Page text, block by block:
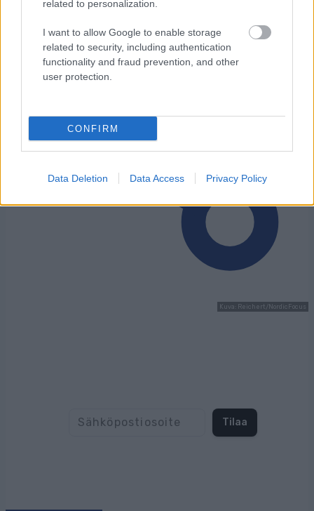
related to personalization.
I want to allow Google to enable storage
related to security, including authentication
functionality and fraud prevention, and other
user protection.
CONFIRM
Data Deletion Data Access Privacy Policy
Kuva: Reichert/NordicFocus
Tilaa